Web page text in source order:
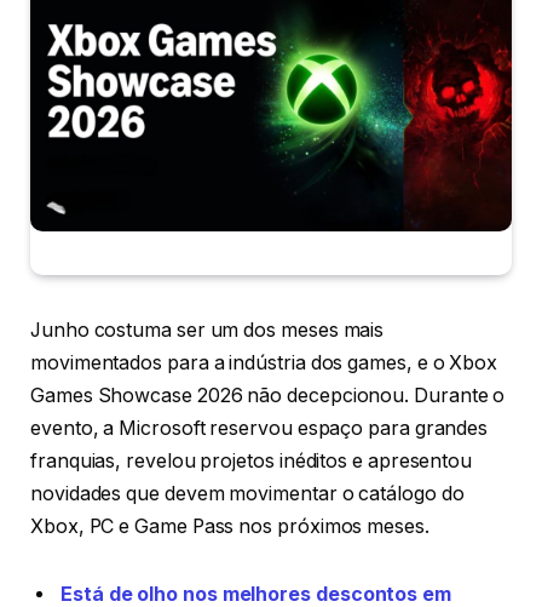
Junho costuma ser um dos meses mais
movimentados para a indústria dos games, e o Xbox
Games Showcase 2026 não decepcionou. Durante o
evento, a Microsoft reservou espaço para grandes
franquias, revelou projetos inéditos e apresentou
novidades que devem movimentar o catálogo do
Xbox, PC e Game Pass nos próximos meses.
Está de olho nos melhores descontos em